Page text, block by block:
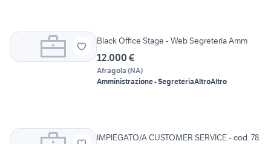
Black Office Stage - Web Segreteria Amm
12.000 €
Afragola (NA)
Amministrazione - SegreteriaAltroAltro
IMPIEGATO/A CUSTOMER SERVICE - cod. 78